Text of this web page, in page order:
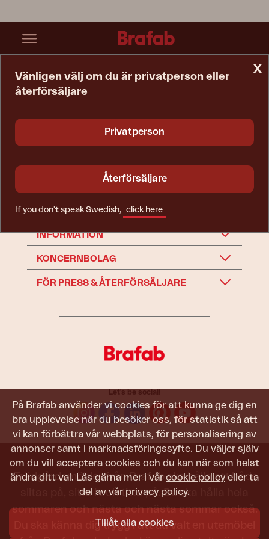
På Brafab använder vi cookies för att kunna ge dig en
bra upplevelse när du besöker oss, för statistik så att
vi kan förbättra vår webbplats, för personalisering av
annonser samt i marknadsföringssyfte. Du väljer själv
om du vill acceptera cookies och du kan när som helst
ändra ditt val. Läs gärna mer i vår cookie policy eller ta
del av vår privacy policy.
Tillåt alla cookies
Dyna
x
Vänligen välj om du är privatperson eller
återförsäljare
Privatperson
Återförsäljare
If you don't speak Swedish, click here
BRAFAB
INFORMATION
KONCERNBOLAG
FÖR PRESS & ÅTERFÖRSÄLJARE
Let's be social!
Trädgårdsmöbler från Brafab ska hålla att både
slitas på, sitta i och titta på. De ska hålla hela
sommaren och nästa och nästa sommar också.
Du ska känna dig trygg i att du valt en utemöbel